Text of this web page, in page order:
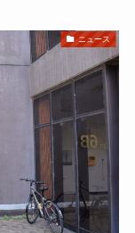
ニュース